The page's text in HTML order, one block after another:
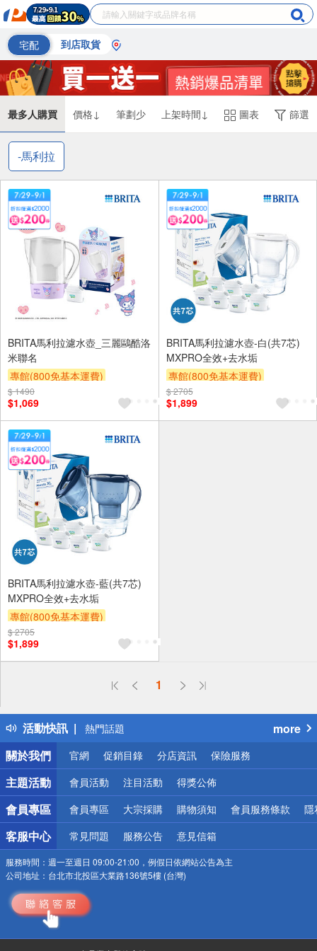
宅配 到店取貨
最多人購買 價格↓ 筆劃少 上架時間↓ 圖表 篩選
-馬利拉
BRITA馬利拉濾水壺_三麗鷗酷洛
米聯名
專館(800免基本運費)
滿額贈券
$ 1490
$1,069
BRITA馬利拉濾水壺-白(共7芯)
MXPRO全效+去水垢
專館(800免基本運費)
滿額贈券
$ 2705
$1,899
BRITA馬利拉濾水壺-藍(共7芯)
MXPRO全效+去水垢
專館(800免基本運費)
滿額贈券
$ 2705
$1,899
1
活動快訊
偏遠地區配送
得獎公告
熱門話題
銀行優惠
偏遠地區配送
詐騙網頁！請小心！
more
關於我們
官網 促銷目錄 分店資訊 保險服務
主題活動 會員活動 注目活動 得獎公佈
會員專區 會員專區 大宗採購 購物須知 會員服務條款 隱
客服中心 常見問題 服務公告 意見信箱
服務時間： 週一至週日 09:00-21:00，例假日依網站公告為主
公司地址： 台北市北投區大業路136號5樓 (台灣)